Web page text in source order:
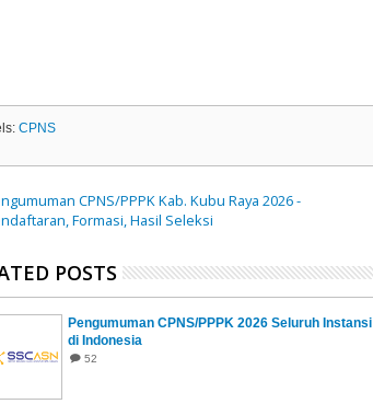
CPNS
CPNS/PPPK Kab. Kubu Raya 2026 -
Formasi, Hasil Seleksi
POSTS
Pengumuman CPNS/PPPK 2026 Seluruh Instansi
di Indonesia
52